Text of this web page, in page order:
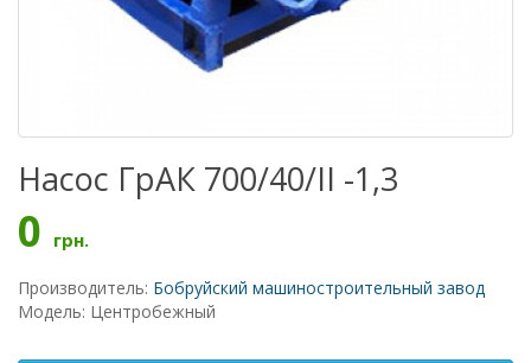
Насос ГрАК 700/40/II -1,3
0 грн.
Производитель: Бобруйский машиностроительный завод
Модель: Центробежный